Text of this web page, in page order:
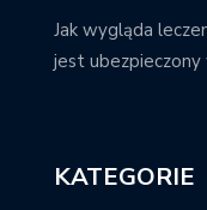
Jak wygląda
jest ubezpieczony
KATEGORIE